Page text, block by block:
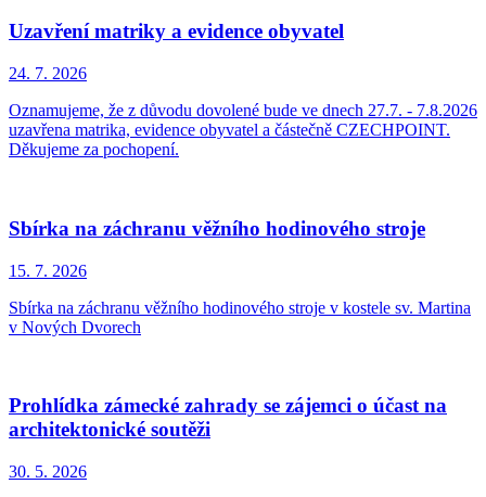
Uzavření matriky a evidence obyvatel
24. 7. 2026
Oznamujeme, že z důvodu dovolené bude ve dnech 27.7. - 7.8.2026
uzavřena matrika, evidence obyvatel a částečně CZECHPOINT.
Děkujeme za pochopení.
Sbírka na záchranu věžního hodinového stroje
15. 7. 2026
Sbírka na záchranu věžního hodinového stroje v kostele sv. Martina
v Nových Dvorech
Prohlídka zámecké zahrady se zájemci o účast na
architektonické soutěži
30. 5. 2026